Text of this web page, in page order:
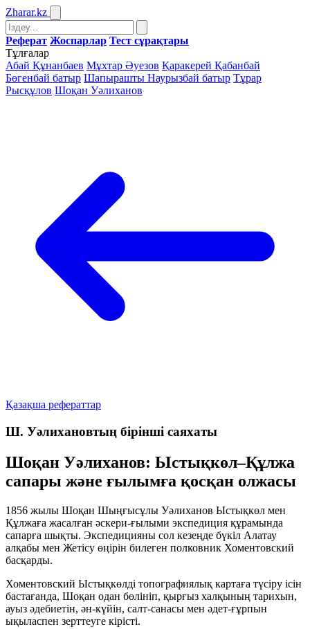
Zharar.kz
Реферат Жоспарлар Тест сұрақтары
Тұлғалар
Абай Құнанбаев Мұхтар Әуезов Қаракерей Қабанбай
Бөгенбай батыр Шапырашты Наурызбай батыр Тұрар
Рысқұлов Шоқан Уәлиханов
Қазақша рефераттар
Ш. Уәлихановтың бірінші саяхаты
Шоқан Уәлиханов: Ыстықкөл–Құлжа
сапары және ғылымға қосқан олжасы
1856 жылы Шоқан Шыңғысұлы Уәлиханов Ыстықкөл мен
Құлжаға жасалған әскери-ғылыми экспедиция құрамында
сапарға шықты. Экспедицияны сол кезеңде бүкіл Алатау
алқабы мен Жетісу өңірін билеген полковник Хоментовский
басқарды.
Хоментовский Ыстықкөлді топографиялық картаға түсіру ісін
бастағанда, Шоқан одан бөлініп, қырғыз халқының тарихын,
ауыз әдебиетін, ән-күйін, салт-санасы мен әдет-ғұрпын
ықыласпен зерттеуге кірісті.